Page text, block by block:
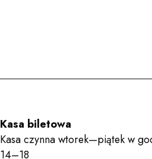
Kasa biletowa
Kasa czynna wtorek—piątek w
14–18